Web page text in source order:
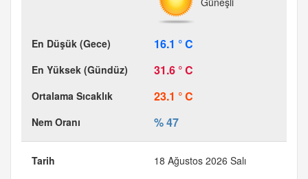
16.1 ° C
31.6 ° C
23.1 ° C
% 47
18 Ağustos 2026 Salı